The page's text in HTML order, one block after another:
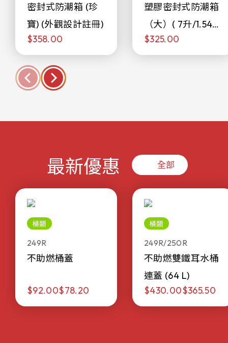
密封式防潮箱 (珍
寶) (外觀設計註冊)
$358.00
塑膠密封式防潮箱
（大）( 7升/1.54加
侖)
$325.00
最新優惠 全部
桶類
249R
不助燃桶蓋
$92.00$78.20
桶類
249R/250R
不助燃雙鐵耳水桶
連蓋 (64 L)
$430.00$365.50